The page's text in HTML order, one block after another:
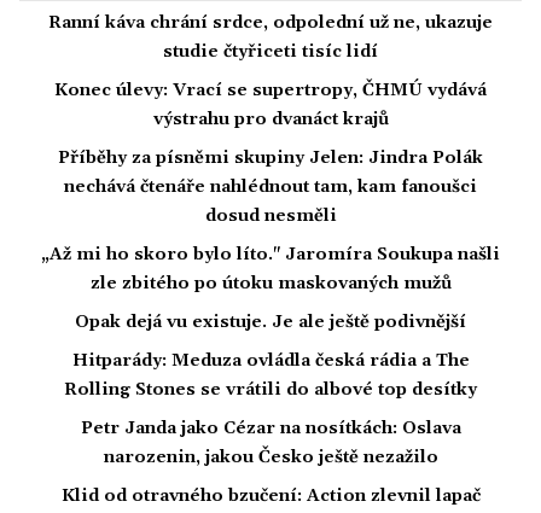
Ranní káva chrání srdce, odpolední už ne, ukazuje
studie čtyřiceti tisíc lidí
Konec úlevy: Vrací se supertropy, ČHMÚ vydává
výstrahu pro dvanáct krajů
Příběhy za písněmi skupiny Jelen: Jindra Polák
nechává čtenáře nahlédnout tam, kam fanoušci
dosud nesměli
„Až mi ho skoro bylo líto." Jaromíra Soukupa našli
zle zbitého po útoku maskovaných mužů
Opak dejá vu existuje. Je ale ještě podivnější
Hitparády: Meduza ovládla česká rádia a The
Rolling Stones se vrátili do albové top desítky
Petr Janda jako Cézar na nosítkách: Oslava
narozenin, jakou Česko ještě nezažilo
Klid od otravného bzučení: Action zlevnil lapač